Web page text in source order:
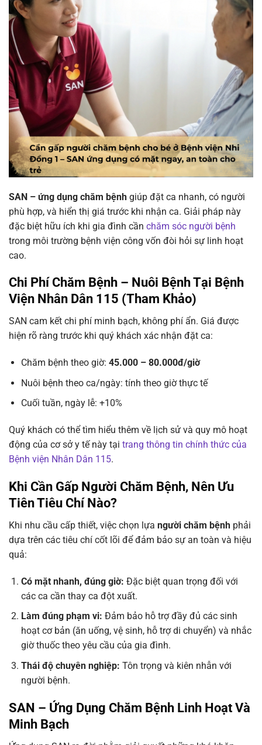
SAN – ứng dụng chăm bệnh giúp đặt ca nhanh, có người
phù hợp, và hiển thị giá trước khi nhận ca. Giải pháp này
đặc biệt hữu ích khi gia đình cần chăm sóc người bệnh
trong môi trường bệnh viện công vốn đòi hỏi sự linh hoạt
cao.
Chi Phí Chăm Bệnh – Nuôi Bệnh Tại Bệnh
Viện Nhân Dân 115 (Tham Khảo)
SAN cam kết chi phí minh bạch, không phí ẩn. Giá được
hiện rõ ràng trước khi quý khách xác nhận đặt ca:
Chăm bệnh theo giờ: 45.000 – 80.000đ/giờ
Nuôi bệnh theo ca/ngày: tính theo giờ thực tế
Cuối tuần, ngày lễ: +10%
Quý khách có thể tìm hiểu thêm về lịch sử và quy mô hoạt
động của cơ sở y tế này tại trang thông tin chính thức của
Bệnh viện Nhân Dân 115.
Khi Cần Gấp Người Chăm Bệnh, Nên Ưu
Tiên Tiêu Chí Nào?
Khi nhu cầu cấp thiết, việc chọn lựa người chăm bệnh phải
dựa trên các tiêu chí cốt lõi để đảm bảo sự an toàn và hiệu
quả:
Có mặt nhanh, đúng giờ: Đặc biệt quan trọng đối với
các ca cần thay ca đột xuất.
Làm đúng phạm vi: Đảm bảo hỗ trợ đầy đủ các sinh
hoạt cơ bản (ăn uống, vệ sinh, hỗ trợ di chuyển) và nhắc
giờ thuốc theo yêu cầu của gia đình.
Thái độ chuyên nghiệp: Tôn trọng và kiên nhẫn với
người bệnh.
SAN – Ứng Dụng Chăm Bệnh Linh Hoạt Và
Minh Bạch